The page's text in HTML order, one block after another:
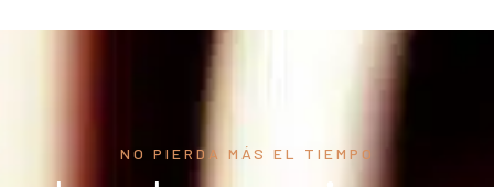
NO PIERDA MÁS EL TIEMPO